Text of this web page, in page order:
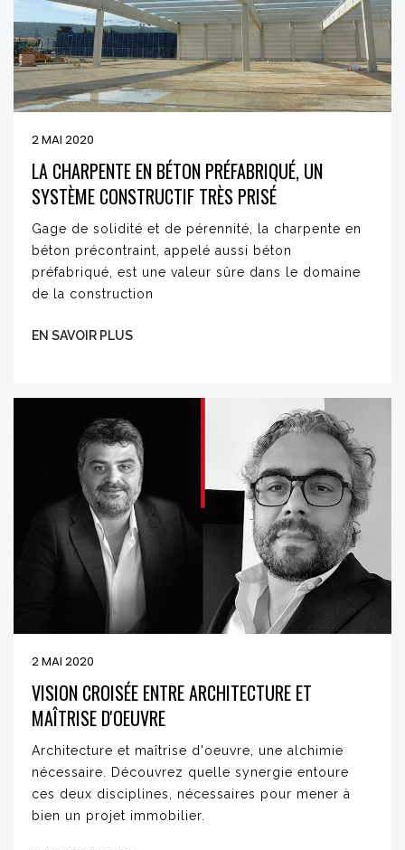
2 MAI 2020
LA CHARPENTE EN BÉTON PRÉFABRIQUÉ, UN
SYSTÈME CONSTRUCTIF TRÈS PRISÉ
Gage de solidité et de pérennité, la charpente en
béton précontraint, appelé aussi béton
préfabriqué, est une valeur sûre dans le domaine
de la construction
EN SAVOIR PLUS
2 MAI 2020
VISION CROISÉE ENTRE ARCHITECTURE ET
MAÎTRISE D'OEUVRE
Architecture et maîtrise d'oeuvre, une alchimie
nécessaire. Découvrez quelle synergie entoure
ces deux disciplines, nécessaires pour mener à
bien un projet immobilier.